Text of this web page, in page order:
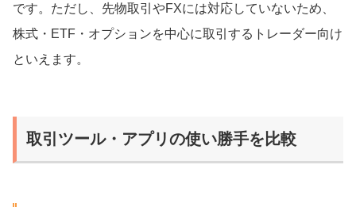
です。ただし、先物取引やFXには対応していないため、
株式・ETF・オプションを中心に取引するトレーダー向け
といえます。
取引ツール・アプリの使い勝手を比較